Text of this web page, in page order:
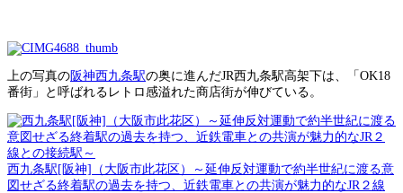
上の写真の阪神西九条駅の奥に進んだJR西九条駅高架下は、「OK18
番街」と呼ばれるレトロ感溢れた商店街が伸びている。
西九条駅[阪神]（大阪市此花区）～延伸反対運動で約半世紀に渡る意
図せざる終着駅の過去を持つ、近鉄電車との共演が魅力的なJR２線